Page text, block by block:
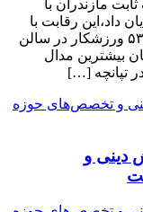
مازندران با
داد،این رقابت با
گرامیداشت “رهبر شهید” و با شرکت ۵۳ ورزشکار در سالن
بیشترین مدال
تپانچه […]
دینی و